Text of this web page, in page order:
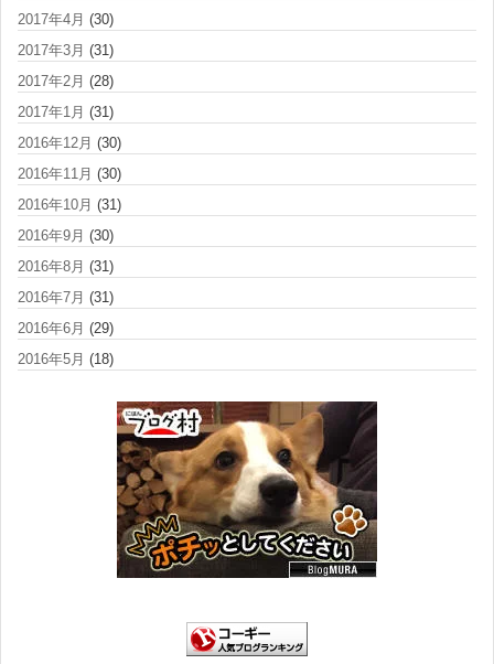
2017年4月 (30)
2017年3月 (31)
2017年2月 (28)
2017年1月 (31)
2016年12月 (30)
2016年11月 (30)
2016年10月 (31)
2016年9月 (30)
2016年8月 (31)
2016年7月 (31)
2016年6月 (29)
2016年5月 (18)